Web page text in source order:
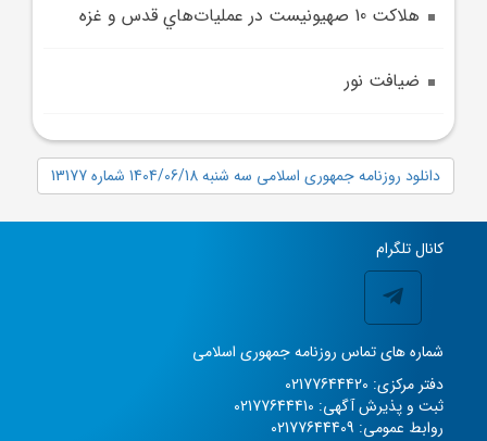
هلاکت 10 صهيونيست در عمليات‌هاي قدس و غزه
ضيافت نور
دانلود روزنامه جمهوری اسلامی سه شنبه 1404/06/18 شماره 13177
کانال تلگرام
شماره های تماس روزنامه جمهوری اسلامی
دفتر مرکزی: 02177644420
ثبت و پذیرش آگهی: 02177644410
روابط عمومی: 02177644409